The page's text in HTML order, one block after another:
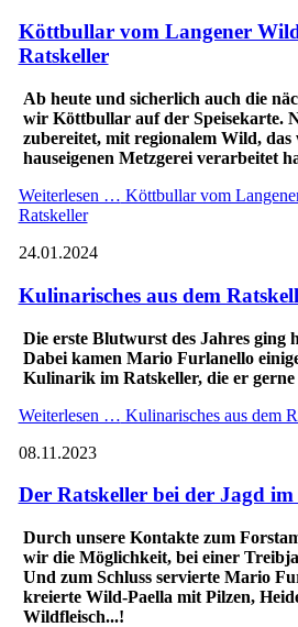
Köttbullar vom Langener
Ratskeller
Ab heute und sicherlich auch die
wir Köttbullar auf der Speisekarte.
zubereitet, mit regionalem Wild,
hauseigenen Metzgerei verarbeitet
Weiterlesen … Köttbullar vom
Ratskeller
24.01.2024
Kulinarisches aus dem
Die erste Blutwurst des Jahres ging
Dabei kamen Mario Furlanello
Kulinarik im Ratskeller, die er
Weiterlesen … Kulinarisches aus dem
08.11.2023
Der Ratskeller bei der Jagd
Durch unsere Kontakte zum
wir die Möglichkeit, bei einer
Und zum Schluss servierte Mario
kreierte Wild-Paella mit Pilzen,
Wildfleisch...!